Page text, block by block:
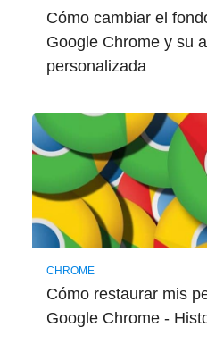
Cómo cambiar el
Google Chrome y su
personalizada
CHROME
Cómo restaurar mis
Google Chrome -